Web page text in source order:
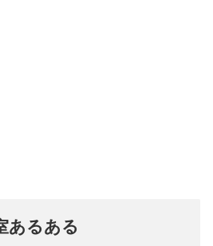
あるある